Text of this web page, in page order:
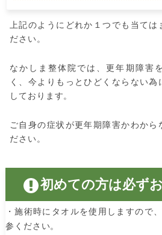
上記のようにどれか１つでも当ては
ださい。
なかしま整体院では、更年期障害
く、今よりもっとひどくならない為
しております。
ご自身の症状が更年期障害かわから
ださい。
初めての方は必ず
・施術時にタオルを使用しますので
参ください。